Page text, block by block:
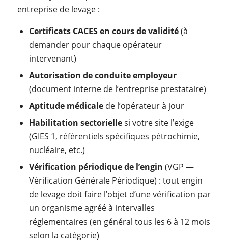
entreprise de levage :
Certificats CACES en cours de validité(à
demander pour chaque opérateur
intervenant)
Autorisation de conduite employeur
(document interne de l’entreprise prestataire)
Aptitude médicalede l’opérateur à jour
Habilitation sectoriellesi votre site l’exige
(GIES 1, référentiels spécifiques pétrochimie,
nucléaire, etc.)
Vérification périodique de l’engin (VGP —
Vérification Générale Périodique) : tout engin
de levage doit faire l’objet d’une vérification par
un organisme agréé à intervalles
réglementaires (en général tous les 6 à 12 mois
selon la catégorie)